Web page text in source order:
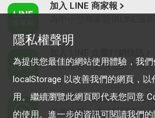
加入 LINE 商家報
為企業客戶提供最新市場
LINE Biz-Solutions
實用教學、成功案例等多
隱私權聲明
為提供您最佳的網站使用體驗，我們
localStorage 以改善我們的網頁，以
用。繼續瀏覽此網頁即代表您同意
的使用。進一步的資訊可閱讀我們的